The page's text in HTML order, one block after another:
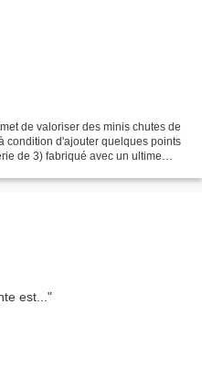
de valoriser des minis chutes de
condition d'ajouter quelques points
de 3) fabriqué avec un ultime